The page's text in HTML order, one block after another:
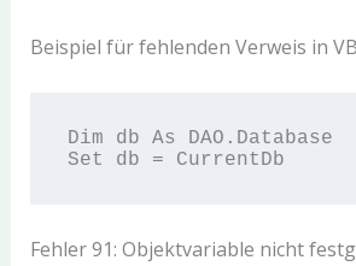
Beispiel für fehlenden Verweis in
Dim db As DAO.Database
Fehler 91: Objektvariable nicht